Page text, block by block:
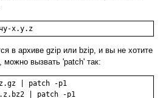
в архиве gzip или bzip, и вы не хотите
можно вызвать 'patch' так:
| patch -p1